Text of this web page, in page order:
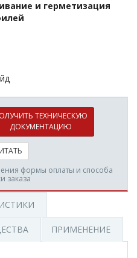
и герметизация
ТЕХНИЧЕСКУЮ
ДОКУМЕНТАЦИЮ
формы оплаты и способа
заказа
ПРИМЕНЕНИЕ